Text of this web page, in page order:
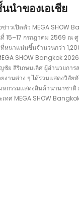
นำของเอเชีย
วเปิดตัว MEGA SHOW
15–17 กรกฎาคม 2569 ณ
นาแน่นขึ้นจำนวนกว่า
SHOW Bangkok
สิริเกษมเลิศ ผู้อำนวยกา
นต่าง ๆ ได้ร่วมแสดงวิสัย
รรมแสดงสินค้านานาชาติ
ทศ MEGA SHOW